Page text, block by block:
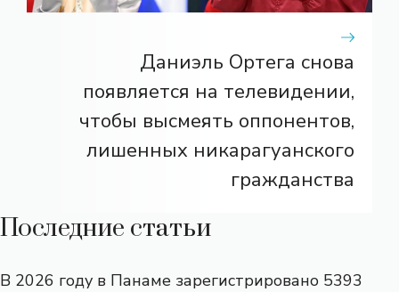
Даниэль Ортега снова
появляется на телевидении,
чтобы высмеять оппонентов,
лишенных никарагуанского
гражданства
Последние статьи
В 2026 году в Панаме зарегистрировано 5393